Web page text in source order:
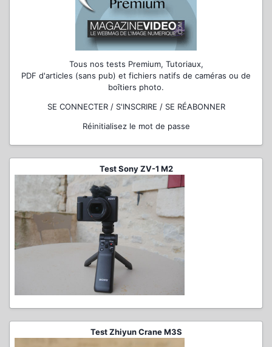
Tous nos tests Premium, Tutoriaux,
PDF d'articles (sans pub) et fichiers natifs de caméras ou de
boîtiers photo.
SE CONNECTER / S'INSCRIRE / SE RÉABONNER
Réinitialisez le mot de passe
Test Sony ZV-1 M2
Test Zhiyun Crane M3S